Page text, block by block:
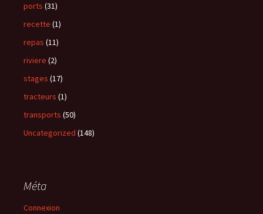
ports (31)
recette (1)
repas (11)
riviere (2)
stages (17)
tracteurs (1)
transports (50)
Uncategorized (148)
Méta
Connexion